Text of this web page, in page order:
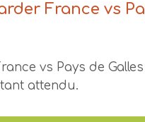
France vs
vs Pays de
attendu.